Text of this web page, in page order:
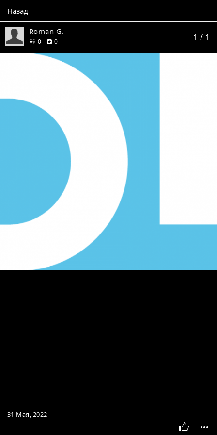
Назад
Roman G.
0друзей
0отзывов 1 / 1
31 Мая, 2022